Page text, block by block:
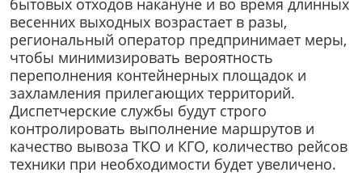
весенних выходных возрастает в разы,
региональный оператор предпринимает меры,
чтобы минимизировать вероятность
переполнения контейнерных площадок и
захламления прилегающих территорий.
Диспетчерские службы будут строго
контролировать выполнение маршрутов и
качество вывоза ТКО и КГО, количество рейсов
техники при необходимости будет увеличено.